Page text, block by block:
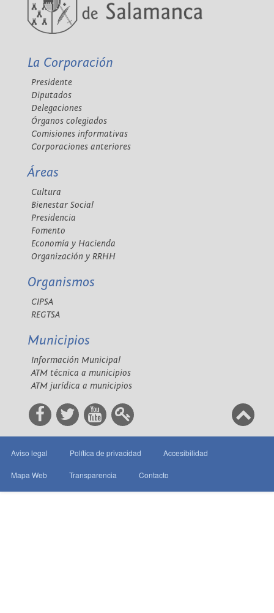
La Corporación
Presidente
Diputados
Delegaciones
Órganos colegiados
Comisiones informativas
Corporaciones anteriores
Áreas
Cultura
Bienestar Social
Presidencia
Fomento
Economía y Hacienda
Organización y RRHH
Organismos
CIPSA
REGTSA
Municipios
Información Municipal
ATM técnica a municipios
ATM jurídica a municipios
Aviso legal Política de privacidad Accesibilidad
Mapa Web Transparencia Contacto